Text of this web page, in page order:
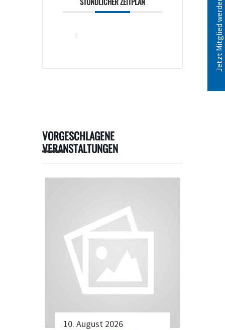
VORGESCHLAGENE
VERANSTALTUNGEN
10. August 2026
Jetzt Mitglied werden!